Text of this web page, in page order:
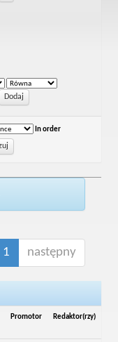
In order
1 następny
Promotor Redaktor(rzy)